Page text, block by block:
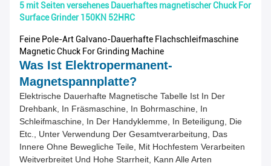
5 mit Seiten versehenes Dauerhaftes magnetischer Chuck For
Surface Grinder 150KN 52HRC
Feine Pole-Art Galvano-Dauerhafte Flachschleifmaschine
Magnetic Chuck For Grinding Machine
Was Ist Elektropermanent-
Magnetspannplatte?
Elektrische Dauerhafte Magnetische Tabelle Ist In Der
Drehbank, In Fräsmaschine, In Bohrmaschine, In
Schleifmaschine, In Der Handyklemme, In Beteiligung, Die
Etc., Unter Verwendung Der Gesamtverarbeitung, Das
Innere Ohne Bewegliche Teile, Mit Hochfestem Verarbeiten
Weitverbreitet Und Hohe Starrheit, Kann Alle Arten